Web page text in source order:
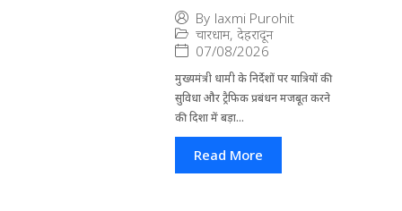
By laxmi Purohit
चारधाम, देहरादून
07/08/2026
मुख्यमंत्री धामी के निर्देशों पर यात्रियों की
सुविधा और ट्रैफिक प्रबंधन मजबूत करने
की दिशा में बड़ा...
Read More